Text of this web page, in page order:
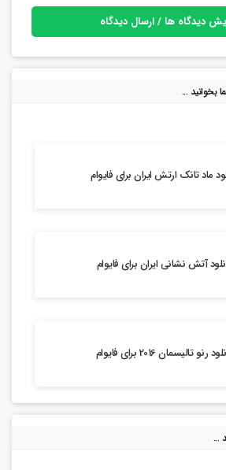
دیدگاه ها / ارسال دیدگاه
بخوانید ...
...